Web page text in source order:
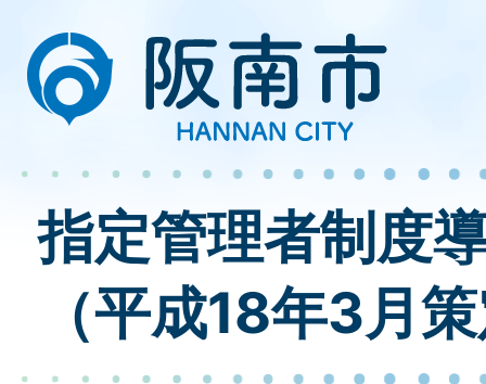
指定管理者制度
（平成18年3月